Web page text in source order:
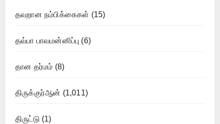
தவறான நம்பிக்கைகள் (15)
தவ்பா பாவமன்னிப்பு (6)
தான தர்மம் (8)
திருக்குர்ஆன் (1,011)
திருட்டு (1)